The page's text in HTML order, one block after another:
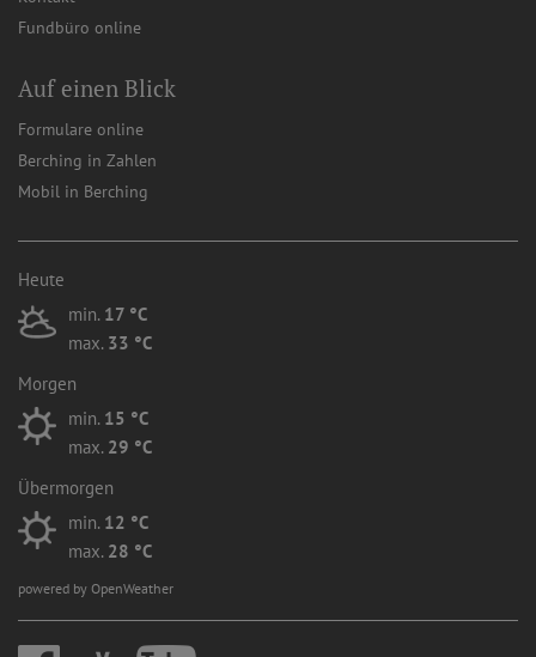
Fundbüro online
Auf einen Blick
Formulare online
Berching in Zahlen
Mobil in Berching
Heute
min. 17 °C
max. 33 °C
Morgen
min. 15 °C
max. 29 °C
Übermorgen
min. 12 °C
max. 28 °C
powered by OpenWeather